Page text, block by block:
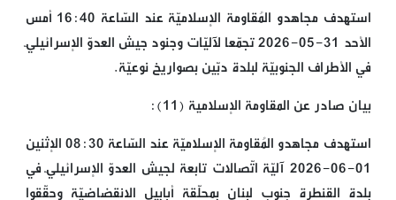
استهدف مجاهدو المُقاومة الإسلاميّة عند السّاعة 16:40 أمس
الأحد 31-05-2026 تجمّعا لآليّات وجنود جيش العدوّ الإسرائيليّ
في الأطراف الجنوبيّة لبلدة دبّين بصواريخ نوعيّة.
بيان صادر عن المقاومة الإسلامية (11):
استهدف مجاهدو المُقاومة الإسلاميّة عند السّاعة 08:30 الإثنين
01-06-2026 آليّة اتّصالات تابعة لجيش العدوّ الإسرائيليّ في
بلدة القنطرة جنوب لبنان بمحلّقة أبابيل الانقضاضيّة وحقّقوا